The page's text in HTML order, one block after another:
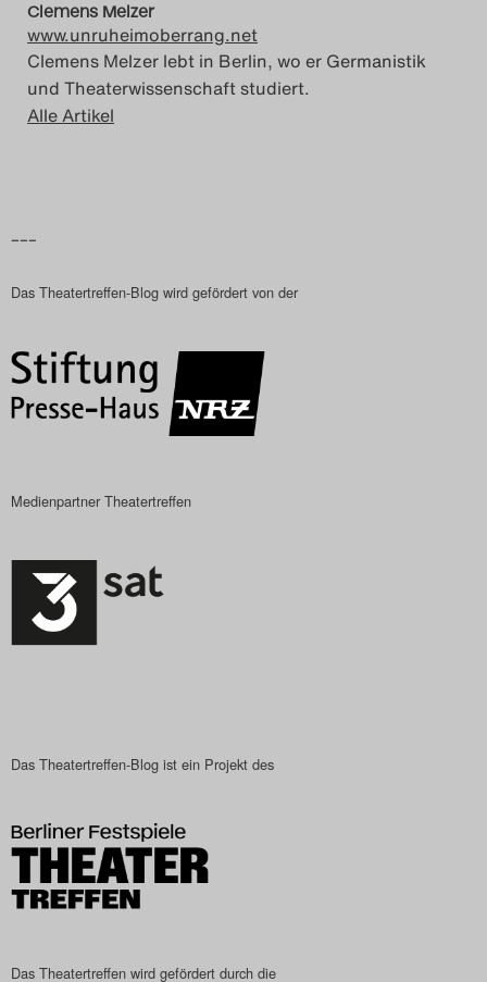
Clemens Melzer
www.unruheimoberrang.net
Clemens Melzer lebt in Berlin, wo er Germanistik
und Theaterwissenschaft studiert.
Alle Artikel
–––
Das Theatertreffen-Blog wird gefördert von der
Medienpartner Theatertreffen
Das Theatertreffen-Blog ist ein Projekt des
Das Theatertreffen wird gefördert durch die